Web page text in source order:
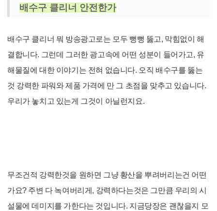
배수구 클리너 안전한가
배수구 클리너 뭐 방송광고로는 모두 뻥뻥 뚫고, 막힘없이 해
결합니다. 그런데 그러한 광고속에 어떤 성분이 들어가고, 유
해물질에 대한 이야기는 전혀 없습니다. 오직 배수구를 뚫는
것 강력한 파워와 제품 가격에 만 그 초점을 맞추고 있습니다.
우리가 놓치고 있는게 그것이 아닐런지요.
무조건적 강력한것을 원하면 그냥 황산을 뿌려버리는건 어떤
가요? 주변 다 녹여버리게, 강력하다는것은 그만큼 우리의 시
설물에 데미지를 가한다는 것입니다. 지금당장은 괜찮을지 모